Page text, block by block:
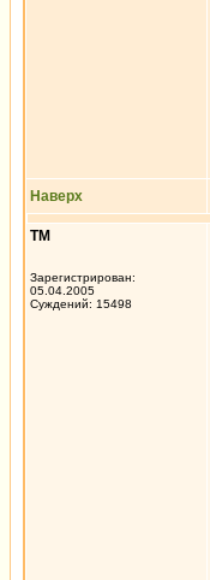
Наверх
ТМ
Зарегистрирован:
05.04.2005
Суждений: 15498